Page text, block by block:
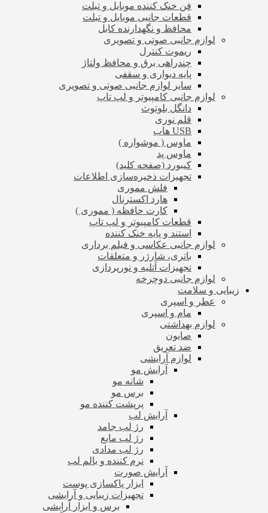
فن خنک کننده موبایل و تبلت
قطعات جانبی موبایل و تبلت
محافظ و نگهدارنده کابل
لوازم جانبی صوتی و تصویری
ریموت کنترل
چندراهی برق و محافظ ولتاژ
پایه دیواری و سقفی
سایر لوازم جانبی صوتی و تصویری
لوازم جانبی کامپیوتر و لپ تاپ
دانگل بلوتوث
قلم نوری
USB هاب
ماوس ( موشواره )
ماوس پد
کیبورد (صفحه کلید)
تجهیزات ذخیره‌سازی اطلاعات
فلش مموری
هارد اکسترنال
کارت حافظه ( مموری )
قطعات کامپیوتر و لپ تاپ
استند و پایه خنک کننده
لوازم جانبی عکاسی و فیلم برداری
باتری، شارژر و متعلقات
تجهیزات آتلیه و نورپردازی
لوازم جانبی دوچرخه
زیبایی و سلامت
عطر و اسپری
مام و اسپری
لوازم بهداشتی
صابون
ضد تعریق
لوازم آرایشی
آرایش مو
شانه مو
برس مو
پرپشت کننده مو
آرایش لب
رژ لب جامد
رژ لب مایع
رژ لب مدادی
نرم کننده و بالم لب
آرایش صورت
ابزار پاکسازی پوست
تجهیزات زیبایی و آرایشی
برس و ابزار آرایشی